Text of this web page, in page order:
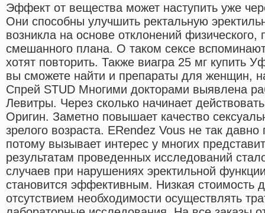
Эффект от вещества может наступить уже
Они способны улучшить ректальную
возникла на основе отклонений физического,
смешанного плана. О таком сексе
хотят повторить. Также виагра 25 мг купить
вы сможете найти и препараты для женщин,
Спрей STUD Многими докторами выявлена
Левитры. Через сколько начинает
Оригин. Заметно повышает качество
зрелого возраста. ERendez Vous не так
потому вызывает интерес у многих
результатам проведенных исследований
случаев при нарушениях эректильной
становится эффективным. Низкая стоимость
отсутствием необходимости осуществлять